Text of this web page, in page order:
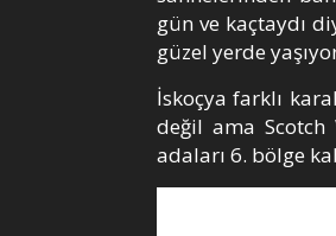
gün ve kaçtaydı
güzel yerde
İskoçya farklı
değil ama Scotch
adaları 6. bölge